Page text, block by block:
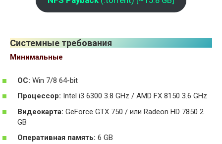
Системные требования
Минимальные
ОС: Win 7/8 64-bit
Процессор: Intel i3 6300 3.8 GHz / AMD FX 8150 3.6 GHz
Видеокарта: GeForce GTX 750 / или Radeon HD 7850 2
GB
Оперативная память: 6 GB